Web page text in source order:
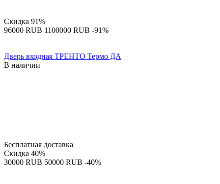
Скидка 91%
‍96000‍ RUB ‍1100000‍ RUB -91%
Дверь входная ТРЕНТО Термо ДА
В наличии
Бесплатная доставка
Скидка 40%
‍30000‍ RUB ‍50000‍ RUB -40%